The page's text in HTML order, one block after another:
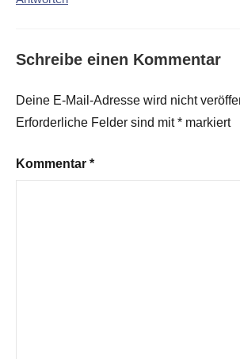
Schreibe einen Kommentar
Deine E-Mail-Adresse wird nicht
Erforderliche Felder sind mit* markiert
Kommentar *